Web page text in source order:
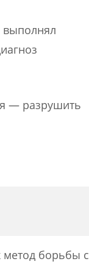
выполнял
— разрушить
метод борьбы с